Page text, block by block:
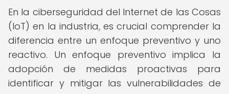
En la ciberseguridad del Internet de las Cosas
(IoT) en la industria, es crucial comprender la
diferencia entre un enfoque preventivo y uno
reactivo. Un enfoque preventivo implica la
adopción de medidas proactivas para
identificar y mitigar las vulnerabilidades de